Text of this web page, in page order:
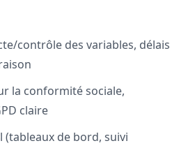
contrôle des variables, délais
la conformité sociale,
claire
de bord, suivi